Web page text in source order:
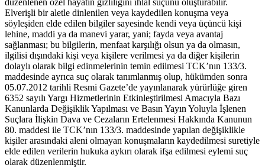
düzenlenen özel hayatın gizliliğini ihlal suçunu oluşturabilir.
Elverişli bir aletle dinlenilen veya kaydedilen konuşma veya
söyleşiden elde edilen bilgiler sayesinde kendi veya üçüncü kişi
lehine, maddi ya da manevi yarar, yani; fayda veya avantaj
sağlanması; bu bilgilerin, menfaat karşılığı olsun ya da olmasın,
ilgilisi dışındaki kişi veya kişilere verilmesi ya da diğer kişilerin
dolaylı olarak bilgi edinmelerinin temin edilmesi TCK’nın 133/3.
maddesinde ayrıca suç olarak tanımlanmış olup, hükümden sonra
05.07.2012 tarihli Resmi Gazete’de yayınlanarak yürürlüğe giren
6352 sayılı Yargı Hizmetlerinin Etkinleştirilmesi Amacıyla Bazı
Kanunlarda Değişiklik Yapılması ve Basın Yayın Yoluyla İşlenen
Suçlara İlişkin Dava ve Cezaların Ertelenmesi Hakkında Kanunun
80. maddesi ile TCK’nın 133/3. maddesinde yapılan değişiklikle
kişiler arasındaki aleni olmayan konuşmaların kaydedilmesi suretiyle
elde edilen verilerin hukuka aykırı olarak ifşa edilmesi eylemi suç
olarak düzenlenmiştir.